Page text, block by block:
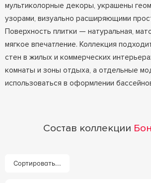
мультиколорные декоры, украшены
узорами, визуально расширяющими
Поверхность плитки — натуральная,
мягкое впечатление. Коллекция
стен в жилых и коммерческих
комнаты и зоны отдыха, а отдельные
использоваться в оформлении
Состав коллекции
Сортировать...